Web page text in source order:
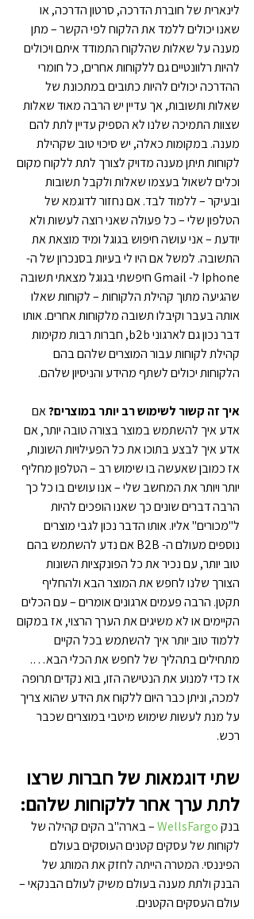
לינארית של חוברת הדרכה, סרטון הדרכה, או
שאנו יכולים ללמד את הלקוח לפי הקשר – מתן
מענה על שאלות שהלקוח התמודד איתם ויכולים
להיות רלוונטיים גם ללקוחות אחרים, כל חומרי
ההדרכה יכולים להיות כתובים במתכונת של
שאלות ותשובות, אך עדיין יש הרבה מאוד שאלות
שצוות התמיכה שלנו לא הספיק עדיין לתת להם
מענה. במקומות כאלה, יש סיכוי טוב שקהילת
לקוחות תיתן מענה מדויק לצורך לתת ללקוח מקום
וכלים לשאול בעצמו שאלות ולקבל תשובות
ובעיקר – ללמוד לבד. אם נחזור לדוגמא של
הטלפון שלי – כל פעולה שאני רוצה לעשות ולא
יודעת – אני עושה חיפוש בגוגל ומיד מוצאת את
התשובה. למשל אם היו לי בעיות בסנכרון של ה-
Iphone ל- Gmail חיפשתי בגוגל מצאתי תשובה
שהגיעה מתוך קהילת הלקוחות – לקוחות שאלו
אותה בעבר וקיבלו תשובה מלקוחות אחרים. אותו
דבר נכון גם לארגוני b2b, חברות רבות מקימות
קהילת לקוחות עבור המוצרים שלהם בהם
הלקוחות יכולים לשתף מהידע והניסיון שלהם.
איך זה קשור לשימוש רב יותר במוצרים? אם
אדע איך להשתמש במוצר בצורה טובה יותר, אם
אדע איך לבצע בתוכו את כל הפעילויות השונות,
אז כמובן שאעשה בו שימוש רב – הטלפון מחליף
יותר ויותר את המחשב שלי – אנו עושים בו כל כך
הרבה דברים שונים כך שאנו הופכים להיות
ל"מכורים" אליו. אותו הדבר נכון לגבי מוצרים
נוספים מעולם ה- B2B אם נדע להשתמש בהם
טוב יותר, עם נכיר את כל הפונקציות השונות
הצורך שלנו לחפש את המוצר הבא ולהחליף
תקטן. הרבה פעמים ארגונים אומרים – עם הכלים
הקיימים או לא משיגים את הערך הרצוי, אז במקום
ללמוד טוב יותר איך להשתמש בכל הקיים
מתחילים בתהליך של לחפש את הכלי הבא….
אז כדי למנוע את הנטישה הזו, בוא נקדים תרופה
למכה, וניתן כבר היום ללקוח את הידע שהוא צריך
על מנת לעשות שימוש מיטבי במוצרים שכבר
רכש.
שתי דוגמאות של חברות שרצו
לתת ערך אחר ללקוחות שלהם:
בנק WellsFargo – בארה"ב הקים קהילה של
לקוחות של עסקים קטנים העוסקים בעולם
הפיננסי. המטרה הייתה לחזק את המותג של
הבנק ולתת מענה בעולם משיק לעולם הבנקאי –
עולם העסקים הקטנים.